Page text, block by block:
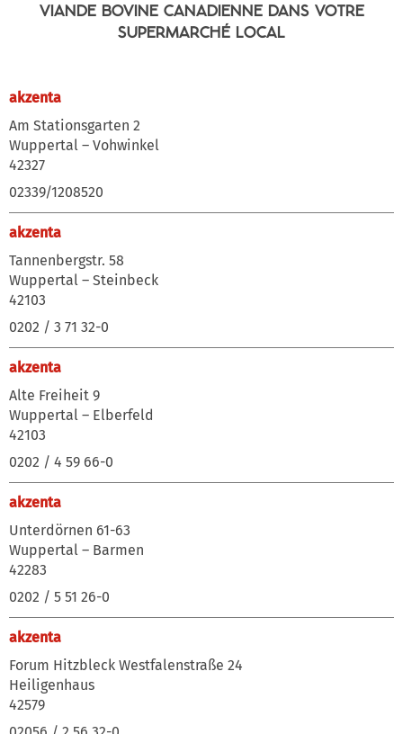
VIANDE BOVINE CANADIENNE DANS VOTRE
SUPERMARCHÉ LOCAL
akzenta
Am Stationsgarten 2
Wuppertal – Vohwinkel
42327
02339/1208520
akzenta
Tannenbergstr. 58
Wuppertal – Steinbeck
42103
0202 / 3 71 32-0
akzenta
Alte Freiheit 9
Wuppertal – Elberfeld
42103
0202 / 4 59 66-0
akzenta
Unterdörnen 61-63
Wuppertal – Barmen
42283
0202 / 5 51 26-0
akzenta
Forum Hitzbleck Westfalenstraße 24
Heiligenhaus
42579